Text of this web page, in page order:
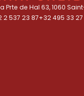
Prte de Hal 63, 1060
2 537 23 87+32 495 33